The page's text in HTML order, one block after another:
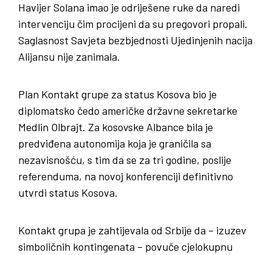
Havijer Solana imao je odriješene ruke da naredi
intervenciju čim procijeni da su pregovori propali.
Saglasnost Savjeta bezbjednosti Ujedinjenih nacija
Alijansu nije zanimala.
Plan Kontakt grupe za status Kosova bio je
diplomatsko čedo američke državne sekretarke
Medlin Olbrajt. Za kosovske Albance bila je
predviđena autonomija koja je graničila sa
nezavisnošću, s tim da se za tri godine, poslije
referenduma, na novoj konferenciji definitivno
utvrdi status Kosova.
Kontakt grupa je zahtijevala od Srbije da – izuzev
simboličnih kontingenata – povuče cjelokupnu